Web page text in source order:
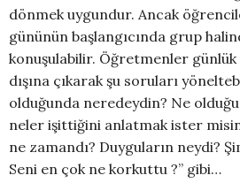
dönmek uygundur. Ancak
gününün başlangıcında grup
konuşulabilir. Öğretmenler
dışına çıkarak şu soruları
olduğunda neredeydin? Ne
neler işittiğini anlatmak ister
ne zamandı? Duyguların neydi?
Seni en çok ne korkuttu ?” gibi…